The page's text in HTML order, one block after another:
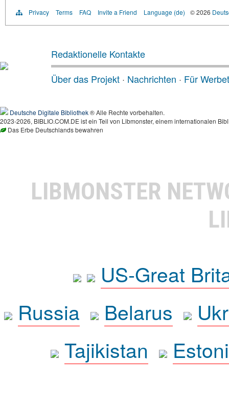
Privacy Terms FAQ Invite a Friend Language (de) © 2026
Redaktionelle Kontakte
Über das Projekt · Nachrichten · Für
Deutsche Digitale Bibliothek® Alle Rechte vorbehalten.
2023-2026, BIBLIO.COM.DE ist ein Teil von Libmonster, einem internationalen
Das Erbe Deutschlands bewahren
LIBMONSTER
US-Great
Russia
Belarus
Tajikistan